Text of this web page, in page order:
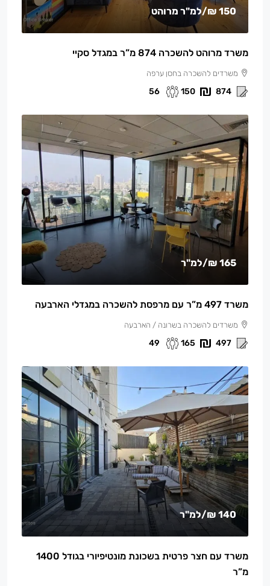
150 ₪ /למ"ר מרוהט
משרד מרוהט להשכרה 874 מ”ר במגדל סקיי
משרדים להשכרה בחסן ערפה
874
150
56
165 ₪ /למ"ר
משרד 497 מ”ר עם מרפסת להשכרה במגדלי הארבעה
משרדים להשכרה בשרונה / הארבעה
497
165
49
140 ₪ /למ"ר
משרד עם חצר פרטית בשכונת מונטיפיורי בגודל 1400
מ”ר